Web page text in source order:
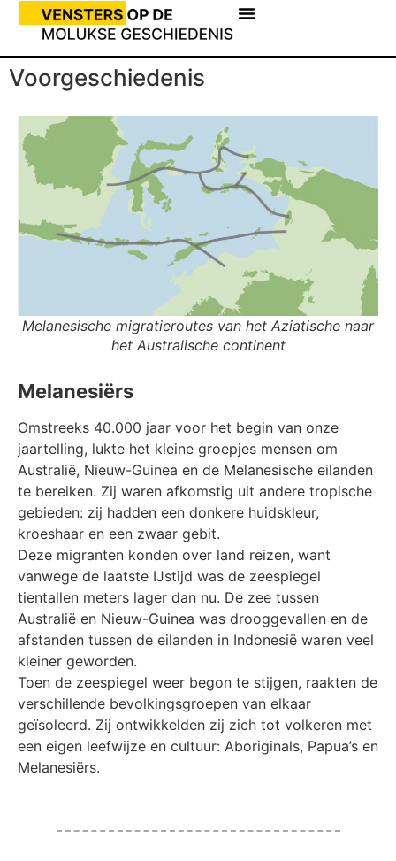
Voorgeschiedenis
Melanesische migratieroutes van het Aziatische naar
het Australische continent
Melanesiërs
Omstreeks 40.000 jaar voor het begin van onze
jaartelling, lukte het kleine groepjes mensen om
Australië, Nieuw-Guinea en de Melanesische eilanden
te bereiken. Zij waren afkomstig uit andere tropische
gebieden: zij hadden een donkere huidskleur,
kroeshaar en een zwaar gebit.
Deze migranten konden over land reizen, want
vanwege de laatste IJstijd was de zeespiegel
tientallen meters lager dan nu. De zee tussen
Australië en Nieuw-Guinea was drooggevallen en de
afstanden tussen de eilanden in Indonesië waren veel
kleiner geworden.
Toen de zeespiegel weer begon te stijgen, raakten de
verschillende bevolkingsgroepen van elkaar
geïsoleerd. Zij ontwikkelden zij zich tot volkeren met
een eigen leefwijze en cultuur: Aboriginals, Papua’s en
Melanesiërs.